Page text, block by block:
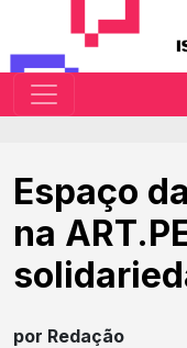
Espaço
na
por Redação